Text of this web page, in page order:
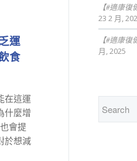
運
食
在這運
什麼增
會提
於想減
【#適康
23 2 月,
【#適康復
月, 2025